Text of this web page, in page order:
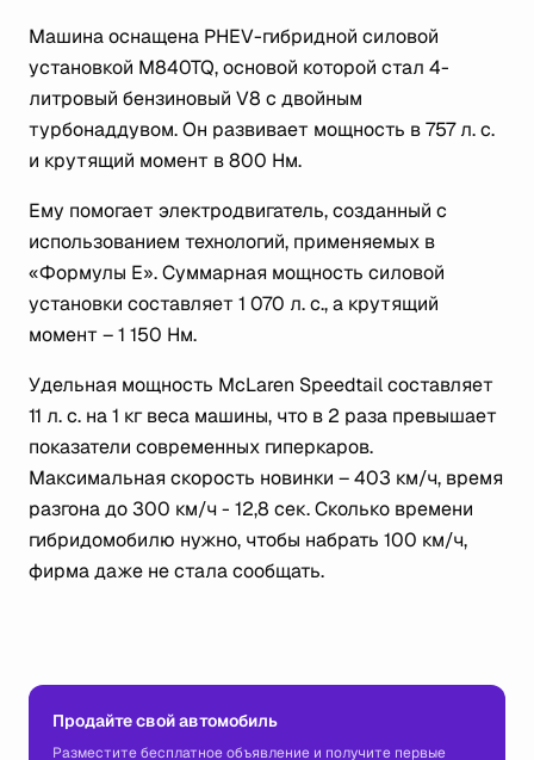
Машина оснащена PHEV-гибридной силовой
установкой M840TQ, основой которой стал 4-
литровый бензиновый V8 с двойным
турбонаддувом. Он развивает мощность в 757 л. с.
и крутящий момент в 800 Нм.
Ему помогает электродвигатель, созданный с
использованием технологий, применяемых в
«Формулы Е». Суммарная мощность силовой
установки составляет 1 070 л. с., а крутящий
момент – 1 150 Нм.
Удельная мощность McLaren Speedtail составляет
11 л. с. на 1 кг веса машины, что в 2 раза превышает
показатели современных гиперкаров.
Максимальная скорость новинки – 403 км/ч, время
разгона до 300 км/ч - 12,8 сек. Сколько времени
гибридомобилю нужно, чтобы набрать 100 км/ч,
фирма даже не стала сообщать.
Продайте свой автомобиль
Разместите бесплатное объявление и получите первые